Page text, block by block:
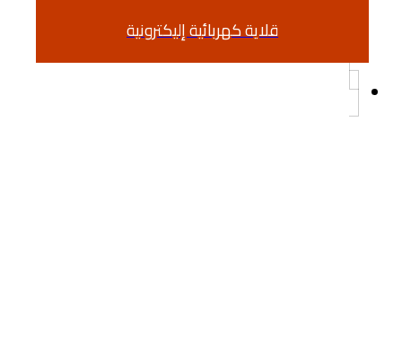
قلاية كهربائية إليكترونية